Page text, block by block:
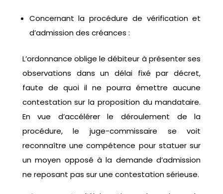
Concernant la procédure de vérification et
d’admission des créances :
L’ordonnance oblige le débiteur à présenter ses
observations dans un délai fixé par décret,
faute de quoi il ne pourra émettre aucune
contestation sur la proposition du mandataire.
En vue d’accélérer le déroulement de la
procédure, le juge-commissaire se voit
reconnaître une compétence pour statuer sur
un moyen opposé à la demande d’admission
ne reposant pas sur une contestation sérieuse.